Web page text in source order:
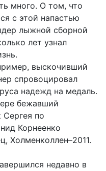
много. О том, что
с этой напастью
лыжной сборной
лет узнал
выскочивший
спровоцировал
надежд на медаль.
бежавший
по
Корнеенко
Холменколлен–2011.
недавно в